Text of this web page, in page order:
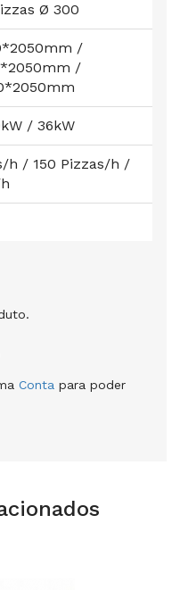
Ø 300
/
/
/ 36kW
h / 150 Pizzas/h /
Conta para poder